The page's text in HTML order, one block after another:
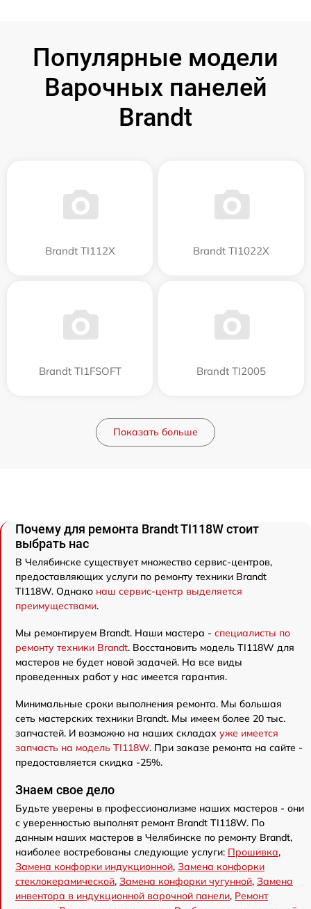
Популярные модели
Варочных панелей
Brandt
Brandt TI112X Brandt TI1022X
Brandt TI1FSOFT Brandt TI2005
Показать больше
Почему для ремонта Brandt TI118W стоит
выбрать нас
В Челябинске существует множество сервис-центров,
предоставляющих услуги по ремонту техники Brandt
TI118W. Однако наш сервис-центр выделяется
преимуществами.
Мы ремонтируем Brandt. Наши мастера - специалисты по
ремонту техники Brandt. Восстановить модель TI118W для
мастеров не будет новой задачей. На все виды
проведенных работ у нас имеется гарантия.
Минимальные сроки выполнения ремонта. Мы большая
сеть мастерских техники Brandt. Мы имеем более 20 тыс.
запчастей. И возможно на наших складах уже имеется
запчасть на модель TI118W. При заказе ремонта на сайте -
предоставляется скидка -25%.
Знаем свое дело
Будьте уверены в профессионализме наших мастеров - они
с уверенностью выполнят ремонт Brandt TI118W. По
данным наших мастеров в Челябинске по ремонту Brandt,
наиболее востребованы следующие услуги: Прошивка,
Замена конфорки индукционной, Замена конфорки
стеклокерамической, Замена конфорки чугунной, Замена
инвентора в индукционной варочной панели, Ремонт